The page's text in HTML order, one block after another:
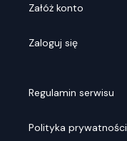
Załóż konto
Zaloguj się
Regulamin serwisu
Polityka prywatności